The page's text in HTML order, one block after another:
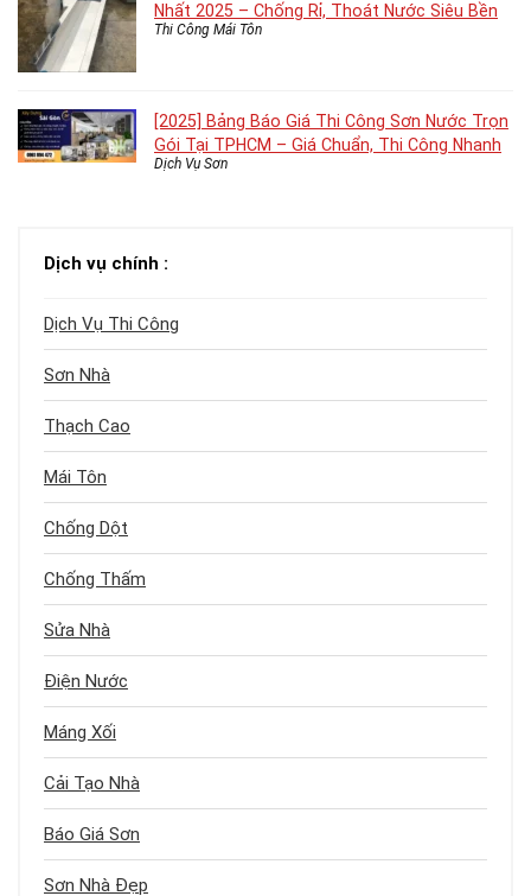
Nhất 2025 – Chống Rỉ, Thoát Nước Siêu Bền
Thi Công Mái Tôn
[2025] Bảng Báo Giá Thi Công Sơn Nước Trọn
Gói Tại TPHCM – Giá Chuẩn, Thi Công Nhanh
Dịch Vụ Sơn
Dịch vụ chính :
Dịch Vụ Thi Công
Sơn Nhà
Thạch Cao
Mái Tôn
Chống Dột
Chống Thấm
Sửa Nhà
Điện Nước
Máng Xối
Cải Tạo Nhà
Báo Giá Sơn
Sơn Nhà Đẹp